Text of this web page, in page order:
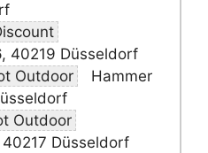
40219 Düsseldorf
Outdoor
Hammer
Outdoor
Düsseldorf